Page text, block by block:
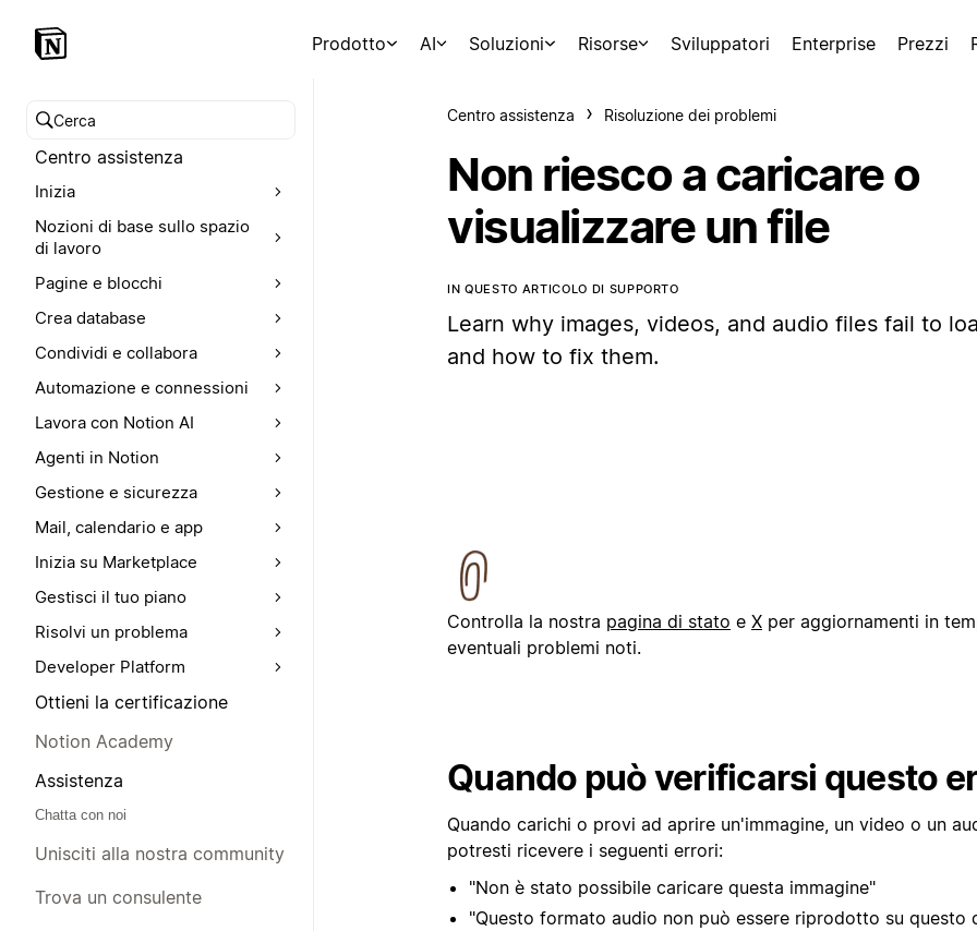
Prodotto AI Soluzioni Risorse Sviluppatori Enterprise Prezzi
Cerca nel Centro assistenza
Centro assistenza
Inizia
Nozioni di base sullo spazio
di lavoro
Pagine e blocchi
Crea database
Condividi e collabora
Automazione e connessioni
Lavora con Notion AI
Agenti in Notion
Gestione e sicurezza
Mail, calendario e app
Inizia su Marketplace
Gestisci il tuo piano
Risolvi un problema
Developer Platform
Ottieni la certificazione
Notion Academy
Assistenza
Chatta con noi
Unisciti alla nostra community
Trova un consulente
Centro assistenza Risoluzione dei problemi
Non riesco a caricare o
visualizzare un file
IN QUESTO ARTICOLO DI SUPPORTO
Learn why images, videos, and audio files fail to
and how to fix them.
Controlla la nostra pagina di stato e X per aggiornamenti in
eventuali problemi noti.
Quando può verificarsi questo
Quando carichi o provi ad aprire un'immagine, un video o un
potresti ricevere i seguenti errori:
"Non è stato possibile caricare questa immagine"
"Questo formato audio non può essere riprodotto su questo